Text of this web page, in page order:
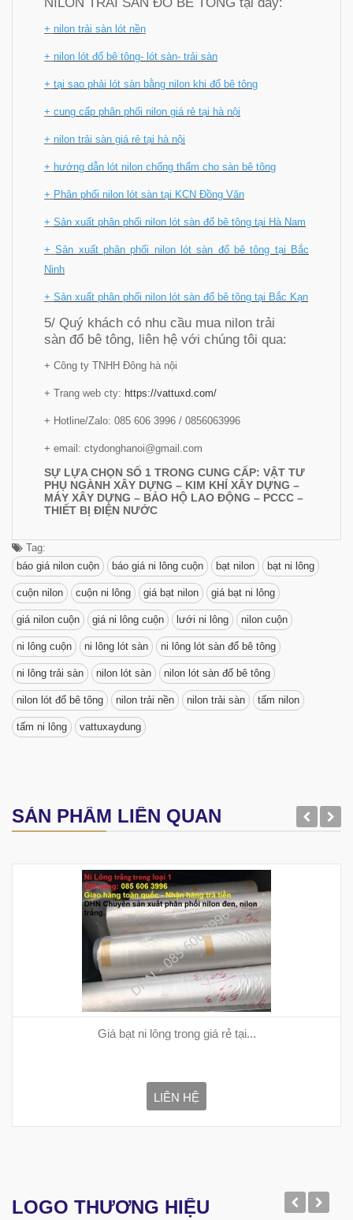
+ nilon trải sàn lót nền
+ nilon lót đổ bê tông- lót sàn- trải sàn
+ tại sao phải lót sàn bằng nilon khi đổ bê tông
+ cung cấp phân phối nilon giá rẻ tại hà nội
+ nilon trải sàn giá rẻ tại hà nội
+ hướng dẫn lót nilon chống thấm cho sàn bê tông
+ Phân phối nilon lót sàn tại KCN Đồng Văn
+ Sản xuất phân phối nilon lót sàn đổ bê tông tại Hà Nam
+Sản xuất phân phối nilon lót sàn đổ bê tông tại Bắc
Ninh
+ Sản xuất phân phối nilon lót sàn đổ bê tông tại Bắc Kạn
5/ Quý khách có nhu cầu mua nilon trải
sàn đổ bê tông, liên hệ với chúng tôi qua:
+ Công ty TNHH Đông hà nội
+ Trang web cty: https://vattuxd.com/
+ Hotline/Zalo: 085 606 3996 / 0856063996
+ email: ctydonghanoi@gmail.com
SỰ LỰA CHỌN SỐ 1 TRONG CUNG CẤP: VẬT TƯ
PHỤ NGÀNH XÂY DỰNG – KIM KHÍ XÂY DỰNG –
MÁY XÂY DỰNG – BẢO HỘ LAO ĐỘNG – PCCC –
THIẾT BỊ ĐIỆN NƯỚC
Tag:
báo giá nilon cuộn
báo giá ni lông cuộn bạt nilon bạt ni lông
cuộn nilon cuộn ni lông giá bạt nilon giá bạt ni lông
giá nilon cuộn giá ni lông cuộn lưới ni lông nilon cuộn
ni lông cuộn ni lông lót sàn ni lông lót sàn đổ bê tông
ni lông trải sàn nilon lót sàn nilon lót sàn đổ bê tông
nilon lót đổ bê tông nilon trải nền nilon trải sàn tấm nilon
tấm ni lông vattuxaydung
SẢN PHẨM LIÊN QUAN
Giá bạt ni lông trong giá rẻ tại...
LIÊN HỆ
LOGO THƯƠNG HIỆU